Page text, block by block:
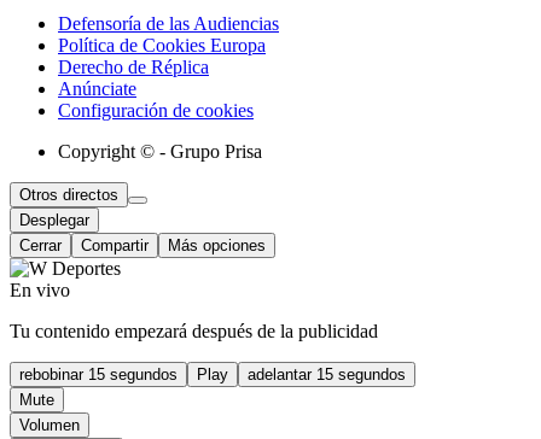
Defensoría de las Audiencias
Política de Cookies Europa
Derecho de Réplica
Anúnciate
Configuración de cookies
Copyright © - Grupo Prisa
Otros directos
Desplegar
Cerrar
Compartir Más opciones
En vivo
Tu contenido empezará después de la publicidad
rebobinar 15 segundos Play
adelantar 15 segundos
Mute
Volumen